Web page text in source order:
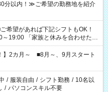
分以内！≫ご希望の勤務地を紹介
みを合わせた
備がしたい」 「できれば残業はし
さいね。 ※Wワーク希望
する勤務時間と、もう1つのお仕事
を超える場合は応募できません。
】2カ月～ ■8月～、9月スタート
/ 服装自由 / シフト勤務 / 10名以
/ パソコンスキル不要